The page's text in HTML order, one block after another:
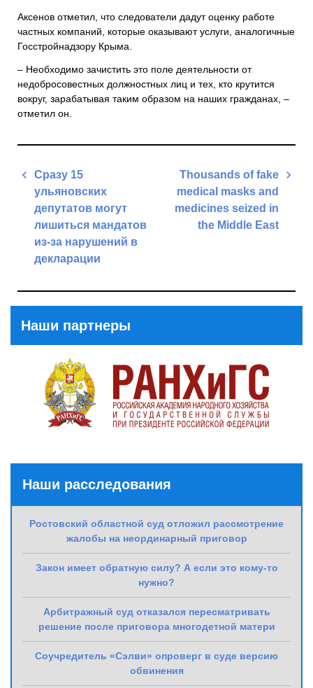
Аксенов отметил, что следователи дадут оценку работе
частных компаний, которые оказывают услуги, аналогичные
Госстройнадзору Крыма.
– Необходимо зачистить это поле деятельности от
недобросовестных должностных лиц и тех, кто крутится
вокруг, зарабатывая таким образом на наших гражданах, –
отметил он.
Навигация
записям
Сразу 15
ульяновских
депутатов могут
лишиться мандатов
из-за нарушений в
декларации
Thousands of fake
medical masks and
medicines seized in
the Middle East
Наши партнеры
Наши расследования
Ростовский областной суд отложил рассмотрение
жалобы на неординарный приговор
Закон имеет обратную силу? А если это кому-то
нужно?
Арбитражный суд отказался пересматривать
решение после приговора многодетной матери
Соучредитель «Сэлви» опроверг в суде версию
обвинения